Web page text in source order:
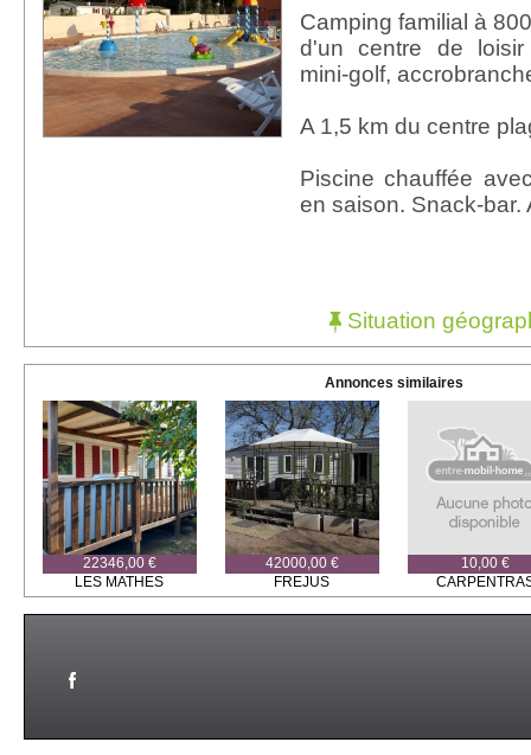
Camping familial à
d'un centre de
mini-golf,
A 1,5 km du centre
Piscine chauffée
en saison. Snack-bar.
Situation
Annonces similaires
22346,00 €
LES MATHES
42000,00 €
FREJUS
10,00 €